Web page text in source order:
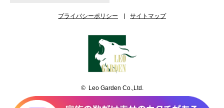
プライバシーポリシー サイトマップ
© Leo Garden Co.,Ltd.